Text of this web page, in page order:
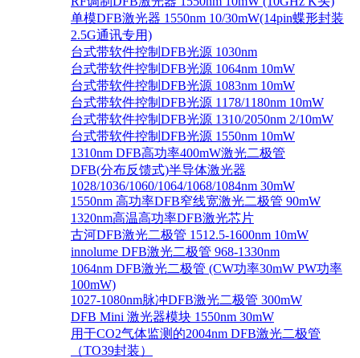
单模DFB激光器 1550nm 10/30mW(14pin蝶形封装
2.5G通讯专用)
台式带软件控制DFB光源 1030nm
台式带软件控制DFB光源 1064nm 10mW
台式带软件控制DFB光源 1083nm 10mW
台式带软件控制DFB光源 1178/1180nm 10mW
台式带软件控制DFB光源 1310/2050nm 2/10mW
台式带软件控制DFB光源 1550nm 10mW
1310nm DFB高功率400mW激光二极管
DFB(分布反馈式)半导体激光器
1028/1036/1060/1064/1068/1084nm 30mW
1550nm 高功率DFB窄线宽激光二极管 90mW
1320nm高温高功率DFB激光芯片
古河DFB激光二极管 1512.5-1600nm 10mW
innolume DFB激光二极管 968-1330nm
1064nm DFB激光二极管 (CW功率30mW PW功率
100mW)
1027-1080nm脉冲DFB激光二极管 300mW
DFB Mini 激光器模块 1550nm 30mW
用于CO2气体监测的2004nm DFB激光二极管
（TO39封装）